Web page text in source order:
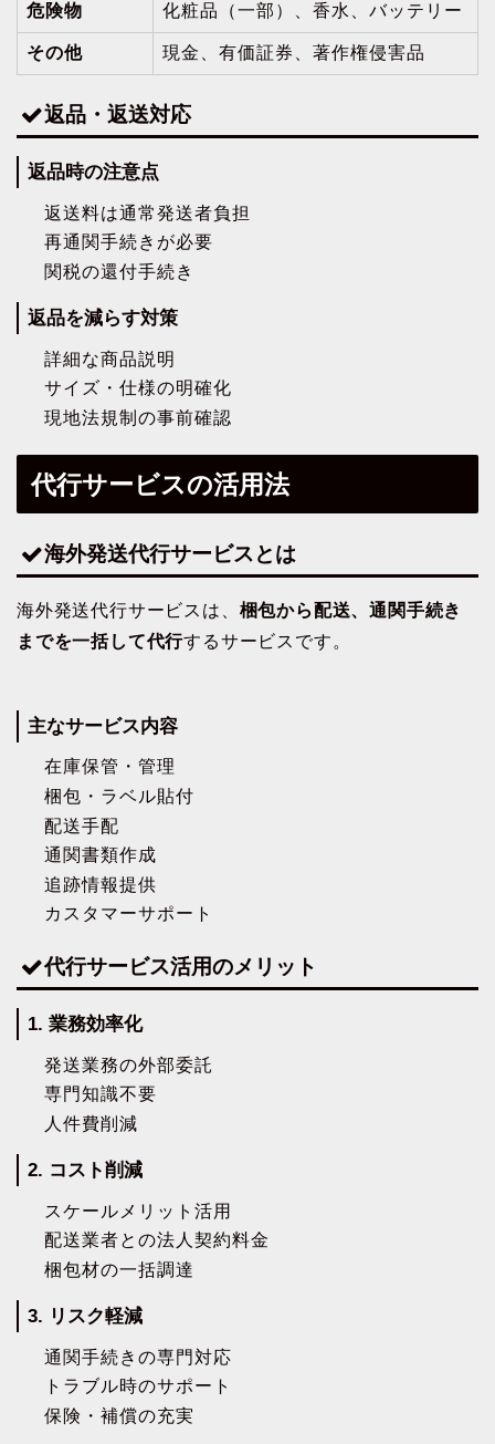
危険物 化粧品（一部）、香水、バッテリー
その他 現金、有価証券、著作権侵害品
返品・返送対応
返品時の注意点
返送料は通常発送者負担
再通関手続きが必要
関税の還付手続き
返品を減らす対策
詳細な商品説明
サイズ・仕様の明確化
現地法規制の事前確認
代行サービスの活用法
海外発送代行サービスとは
海外発送代行サービスは、 梱包から配送、通関手続き
までを一括して代行するサービスです。
主なサービス内容
在庫保管・管理
梱包・ラベル貼付
配送手配
通関書類作成
追跡情報提供
カスタマーサポート
代行サービス活用のメリット
1. 業務効率化
発送業務の外部委託
専門知識不要
人件費削減
2. コスト削減
スケールメリット活用
配送業者との法人契約料金
梱包材の一括調達
3. リスク軽減
通関手続きの専門対応
トラブル時のサポート
保険・補償の充実